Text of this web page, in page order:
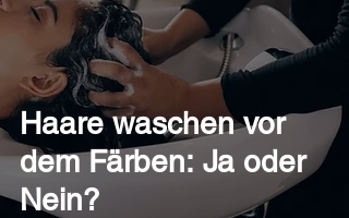
Haare waschen vor
dem Färben: Ja oder
Nein?